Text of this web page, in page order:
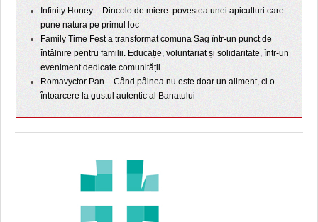
Infinity Honey – Dincolo de miere: povestea unei apiculturi care
pune natura pe primul loc
Family Time Fest a transformat comuna Șag într-un punct de
întâlnire pentru familii. Educație, voluntariat și solidaritate, într-un
eveniment dedicate comunității
Romavyctor Pan – Când pâinea nu este doar un aliment, ci o
întoarcere la gustul autentic al Banatului